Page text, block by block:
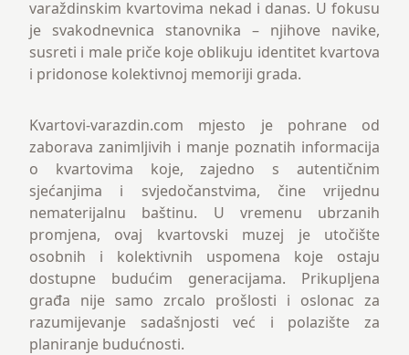
varaždinskim kvartovima nekad i danas. U fokusu
je svakodnevnica stanovnika – njihove navike,
susreti i male priče koje oblikuju identitet kvartova
i pridonose kolektivnoj memoriji grada.
Kvartovi-varazdin.com mjesto je pohrane od
zaborava zanimljivih i manje poznatih informacija
o kvartovima koje, zajedno s autentičnim
sjećanjima i svjedočanstvima, čine vrijednu
nematerijalnu baštinu. U vremenu ubrzanih
promjena, ovaj kvartovski muzej je utočište
osobnih i kolektivnih uspomena koje ostaju
dostupne budućim generacijama. Prikupljena
građa nije samo zrcalo prošlosti i oslonac za
razumijevanje sadašnjosti već i polazište za
planiranje budućnosti.